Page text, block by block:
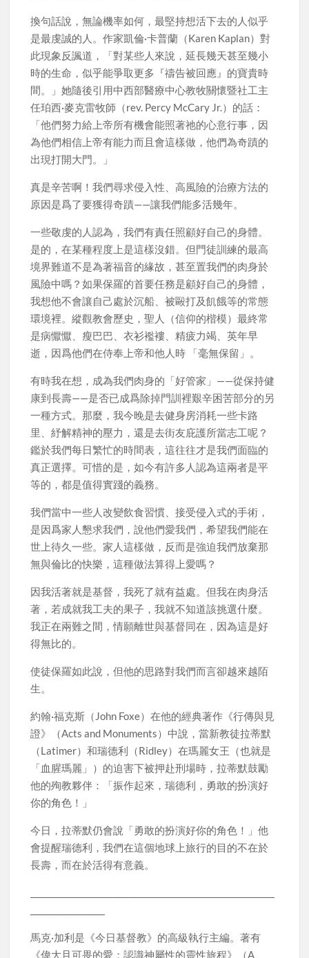
換句話說，無論機率如何，最堅持想活下去的人似乎
是最虔誠的人。作家凱倫·卡普蘭（Karen Kaplan）對
此現象反諷道，「對某些人來說，延長幾天甚至幾小
時的生命，似乎能爭取更多『禱告被回應』的寶貴時
間。」她隨後引用中西部醫療中心教牧關懷暨社工主
任珀西·麥克雷牧師（rev. Percy McCary Jr.）的話：
「他們努力給上帝所有機會能照著祂的心意行事，因
為他們相信上帝有能力而且會這樣做，他們為奇蹟的
出現打開大門。」
真是辛苦啊！我們尋求侵入性、高風險的治療方法的
原因是爲了要獲得奇蹟——讓我們能多活幾年。
一些敬虔的人認為，我們有責任照顧好自己的身體。
是的，在某種程度上是這樣沒錯。但門徒訓練的最高
境界難道不是為著福音的緣故，甚至置我們的肉身於
風險中嗎？如果保羅的首要任務是顧好自己的身體，
我想他不會讓自己處於沉船、被毆打及飢餓等的常態
環境裡。縱觀教會歷史，聖人（信仰的楷模）最終常
是病懨懨、瘦巴巴、衣衫襤褸、精疲力竭、英年早
逝，因爲他們在侍奉上帝和他人時 「毫無保留」。
有時我在想，成為我們肉身的「好管家」——從保持健
康到長壽——是否已成爲除掉門訓裡艱辛困苦部分的另
一種方式。那麼，我今晚是去健身房消耗一些卡路
里、紓解精神的壓力，還是去街友庇護所當志工呢？
鑑於我們每日繁忙的時間表，這往往才是我們面臨的
真正選擇。可惜的是，如今有許多人認為這兩者是平
等的，都是值得實踐的義務。
我們當中一些人改變飲食習慣、接受侵入式的手術，
是因爲家人懇求我們，說他們愛我們，希望我們能在
世上待久一些。家人這樣做，反而是強迫我們放棄那
無與倫比的快樂，這種做法算得上愛嗎？
因我活著就是基督，我死了就有益處。但我在肉身活
著，若成就我工夫的果子，我就不知道該挑選什麼。
我正在兩難之間，情願離世與基督同在，因為這是好
得無比的。
使徒保羅如此說，但他的思路對我們而言卻越來越陌
生。
約翰·福克斯（John Foxe）在他的經典著作《行傳與見
證》（Acts and Monuments）中說，當新教徒拉蒂默
（Latimer）和瑞德利（Ridley）在瑪麗女王（也就是
「血腥瑪麗」）的迫害下被押赴刑場時，拉蒂默鼓勵
他的殉教夥伴：「振作起來，瑞德利，勇敢的扮演好
你的角色！」
今日，拉蒂默仍會說「勇敢的扮演好你的角色！」他
會提醒瑞德利，我們在這個地球上旅行的目的不在於
長壽，而在於活得有意義。
馬克·加利是《今日基督教》的高級執行主編。著有
《偉大且可畏的愛：認識神屬性的靈性旅程》（A